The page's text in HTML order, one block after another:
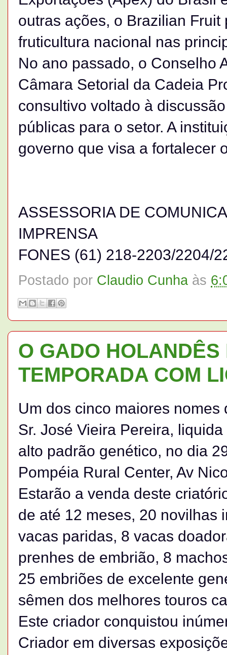
outras ações, o Brazilian
fruticultura nacional nas
No ano passado, o Conselho
Câmara Setorial da Cadeia
consultivo voltado à
públicas para o setor. A
governo que visa a fortalecer
ASSESSORIA DE
IMPRENSA
FONES (61) 218-2203/2204/
Postado por Claudio Cunha às
O GADO
TEMPORADA COM
Um dos cinco maiores
Sr. José Vieira Pereira,
alto padrão genético, no dia
Pompéia Rural Center, Av
Estarão a venda deste
de até 12 meses, 20 novilhas
vacas paridas, 8 vacas
prenhes de embrião, 8
25 embriões de excelente
sêmen dos melhores touros
Este criador conquistou
Criador em diversas